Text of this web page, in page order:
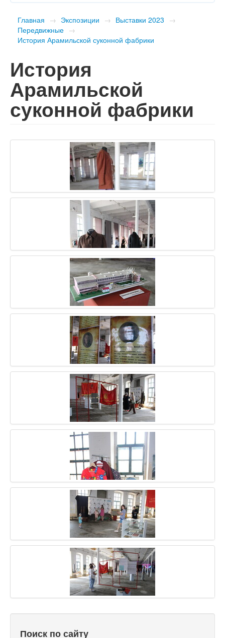
Главная → Экспозиции → Выставки 2023 →
Передвижные →
История Арамильской суконной фабрики
История
Арамильской
суконной фабрики
Поиск по сайту